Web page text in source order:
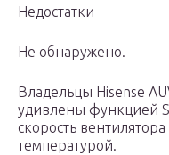
Недостатки
Не обнаружено.
Владельцы Hisense
удивлены функцией
скорость
температурой.